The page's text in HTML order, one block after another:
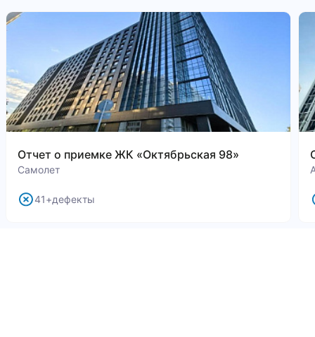
Отчет о приемке ЖК «Октябрьская 98»
Самолет
41+дефекты